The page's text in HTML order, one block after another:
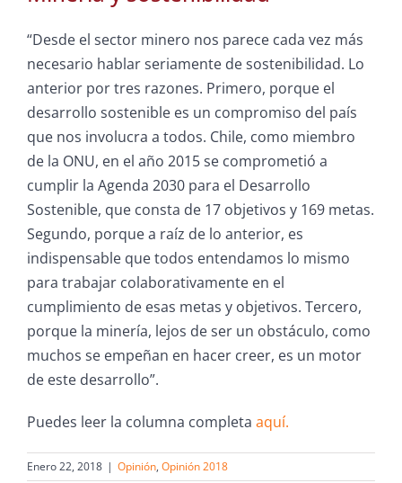
“Desde el sector minero nos parece cada vez más
necesario hablar seriamente de sostenibilidad. Lo
anterior por tres razones. Primero, porque el
desarrollo sostenible es un compromiso del país
que nos involucra a todos. Chile, como miembro
de la ONU, en el año 2015 se comprometió a
cumplir la Agenda 2030 para el Desarrollo
Sostenible, que consta de 17 objetivos y 169 metas.
Segundo, porque a raíz de lo anterior, es
indispensable que todos entendamos lo mismo
para trabajar colaborativamente en el
cumplimiento de esas metas y objetivos. Tercero,
porque la minería, lejos de ser un obstáculo, como
muchos se empeñan en hacer creer, es un motor
de este desarrollo”.
Puedes leer la columna completa aquí.
Enero 22, 2018 | Opinión, Opinión 2018